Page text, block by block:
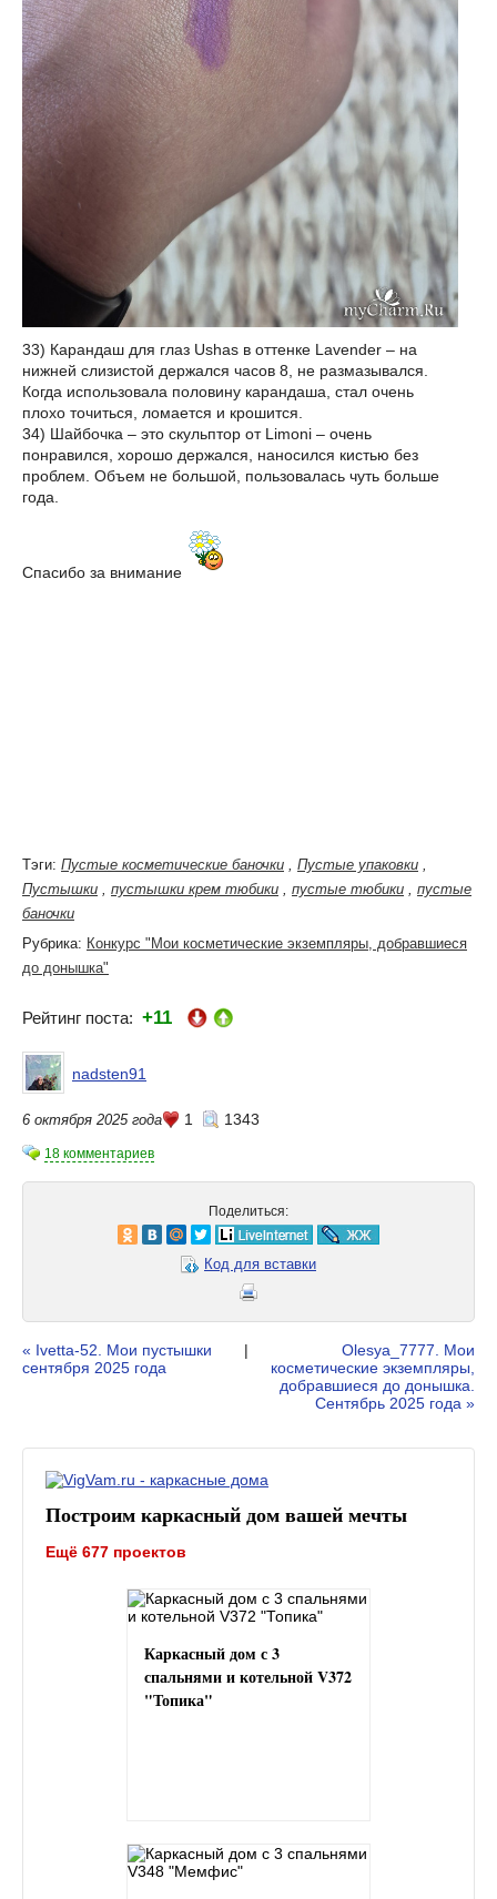
33) Карандаш для глаз Ushas в оттенке Lavender – на
нижней слизистой держался часов 8, не размазывался.
Когда использовала половину карандаша, стал очень
плохо точиться, ломается и крошится.
34) Шайбочка – это скульптор от Limoni – очень
понравился, хорошо держался, наносился кистью без
проблем. Объем не большой, пользовалась чуть больше
года.
Спасибо за внимание
Тэги: Пустые косметические баночки Пустые упаковки
Пустышки
пустышки крем тюбики пустые тюбики
пустые
баночки
Рубрика: Конкурс "Мои косметические экземпляры, добравшиеся
до донышка"
Рейтинг поста: +11
nadsten91
6 октября 2025 года 1 1343
18 комментариев
Поделиться:
Код для вставки
« Ivetta-52. Мои пустышки
сентября 2025 года
|
Olesya_7777. Мои
косметические экземпляры,
добравшиеся до донышка.
Сентябрь 2025 года »
Построим каркасный дом вашей мечты
Ещё 677 проектов
Каркасный дом с 3
спальнями и котельной V372
"Топика"